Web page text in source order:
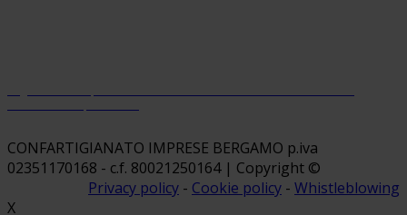
CONFARTIGIANATO IMPRESE BERGAMO p.iva
02351170168 - c.f. 80021250164 | Copyright ©
Privacy policy - Cookie policy - Whistleblowing
X